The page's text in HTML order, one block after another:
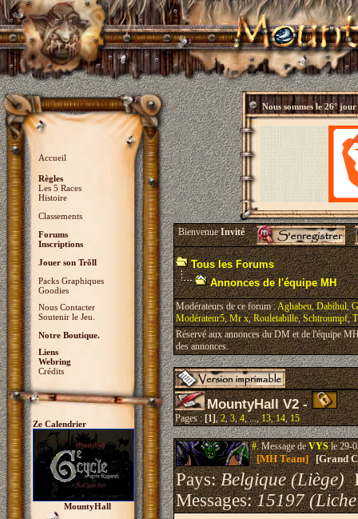
Accueil
Règles
Les 5 Races
Histoire
Classements
Forums
Inscriptions
Jouer son Trõll
Packs Graphiques
Goodies
Nous Contacter
Soutenir le Jeu.
Notre Boutique.
Liens
Webring
Crédits
Ze Calendrier
MountyHall
Nous sommes le26° jour
BienvenueInvité
Tous les Forums
Annonces de l'équipe MH
Modérateurs de ce forum :Aghabeu,Dabihul,
Modérateur5,Mr x,Rouletabille,Schtroumpf,
Réservé aux annonces du DM et de l'équipe
des annonces.
MountyHall V2 -
Pages :[1],2,3,4, ...,13,14,15
#.Message deVYSle 29-
[MH Team][Grand
Pays:Belgique (Liège)
Messages:15197